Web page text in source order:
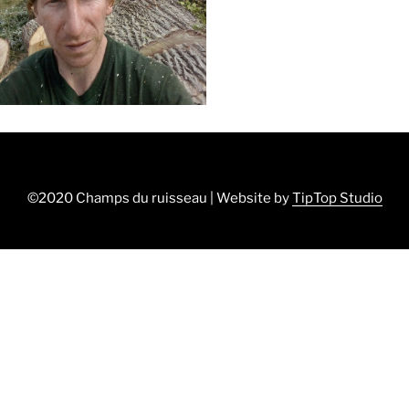
©2020 Champs du ruisseau | Website byTipTop Studio